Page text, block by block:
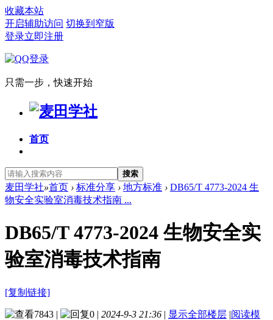
收藏本站
开启辅助访问 切换到窄版
登录立即注册
只需一步，快速开始
首页
搜索
麦田学社»首页 › 标准分享 › 地方标准 › DB65/T 4773-2024 生
物安全实验室消毒技术指南 ...
DB65/T 4773-2024 生物安全实
验室消毒技术指南
[复制链接]
7843 | 0 | 2024-9-3 21:36 | 显示全部楼层 |阅读模